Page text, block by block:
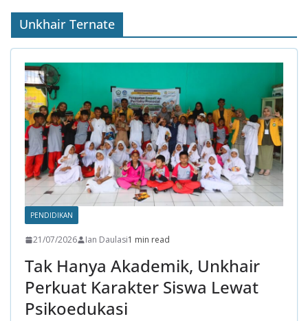
Unkhair Ternate
PENDIDIKAN
21/07/2026 Ian Daulasi1 min read
Tak Hanya Akademik, Unkhair
Perkuat Karakter Siswa Lewat
Psikoedukasi